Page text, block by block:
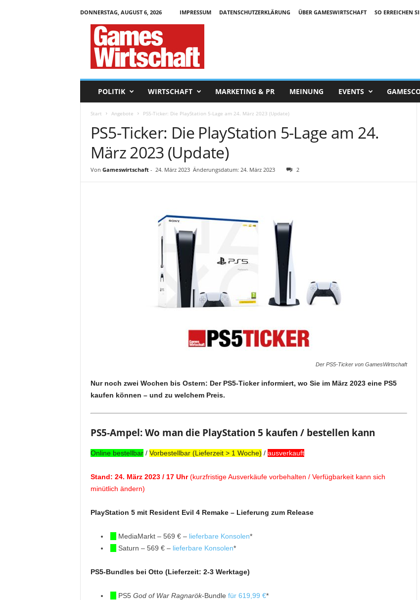
DONNERSTAG, AUGUST 6, 2026 IMPRESSUM DATENSCHUTZERKLÄRUNG ÜBER GAMESWIRTSCHAFT SO ERREICHEN
POLITIK WIRTSCHAFT MARKETING & PR MEINUNG EVENTS
Start Angebote PS5-Ticker: Die PlayStation 5-Lage am 24. März 2023 (Update)
PS5-Ticker: Die PlayStation 5-Lage am 24.
März 2023 (Update)
Von Gameswirtschaft- 24. März 2023 Änderungsdatum: 24. März 2023 2
Der PS5-Ticker von GamesWirtschaft
Nur noch zwei Wochen bis Ostern: Der PS5-Ticker informiert, wo Sie im März 2023 eine PS5
kaufen können – und zu welchem Preis.
PS5-Ampel: Wo man die PlayStation 5 kaufen / bestellen kann
Online bestellbar/ Vorbestellbar (Lieferzeit > 1 Woche) / ausverkauft
Stand: 24. März 2023 / 17 Uhr(kurzfristige Ausverkäufe vorbehalten / Verfügbarkeit kann sich
minütlich ändern)
PlayStation 5 mit Resident Evil 4 Remake – Lieferung zum Release
MediaMarkt – 569 € – lieferbare Konsolen*
Saturn – 569 € – lieferbare Konsolen*
PS5-Bundles bei Otto (Lieferzeit: 2-3 Werktage)
PS5 God of War Ragnarök-Bundle für 619,99 €*